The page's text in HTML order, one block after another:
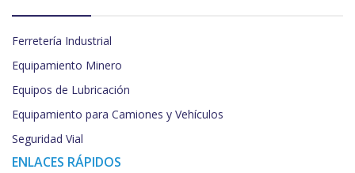
Ferretería Industrial
Equipamiento Minero
Equipos de Lubricación
Equipamiento para Camiones y Vehículos
Seguridad Vial
ENLACES RÁPIDOS